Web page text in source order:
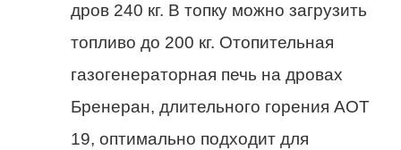
дров 240 кг. В топку можно загрузить
топливо до 200 кг. Отопительная
газогенераторная печь на дровах
Бренеран, длительного горения АОТ
19, оптимально подходит для